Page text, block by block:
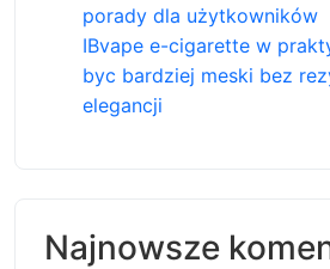
porady dla użytkowników
IBvape e-cigarette w
byc bardziej meski bez
elegancji
Najnowsze